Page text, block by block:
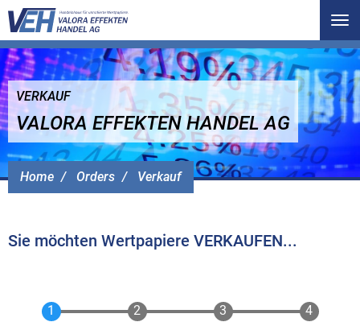
Home Orders Verkauf
VERKAUF
VALORA EFFEKTEN HANDEL AG
Sie möchten Wertpapiere VERKAUFEN...